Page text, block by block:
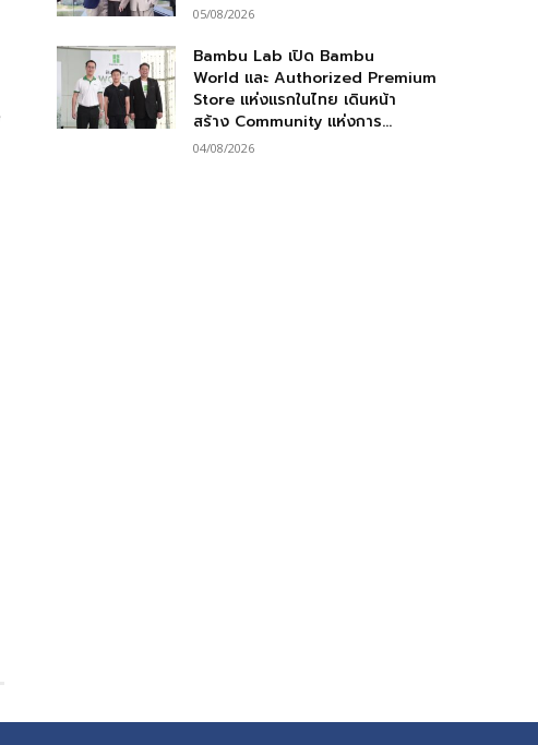
05/08/2026
Bambu Lab เปิด Bambu
World และ Authorized Premium
Store แห่งแรกในไทย เดินหน้า
สร้าง Community แห่งการ...
04/08/2026